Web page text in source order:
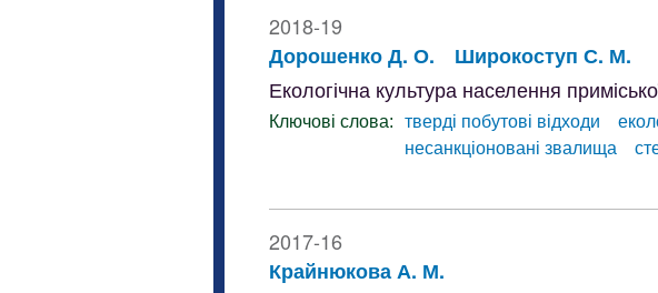
2018-19
Дорошенко Д. О.
Широкоступ С. М.
Екологічна культура населення
Ключові слова: тверді побутові відходи
несанкціоновані звалища
2017-16
Крайнюкова А. М.